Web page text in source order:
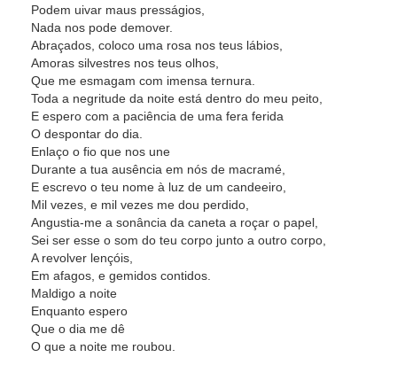
Podem uivar maus presságios,
Nada nos pode demover.
Abraçados, coloco uma rosa nos teus lábios,
Amoras silvestres nos teus olhos,
Que me esmagam com imensa ternura.
Toda a negritude da noite está dentro do meu peito,
E espero com a paciência de uma fera ferida
O despontar do dia.
Enlaço o fio que nos une
Durante a tua ausência em nós de macramé,
E escrevo o teu nome à luz de um candeeiro,
Mil vezes, e mil vezes me dou perdido,
Angustia-me a sonância da caneta a roçar o papel,
Sei ser esse o som do teu corpo junto a outro corpo,
A revolver lençóis,
Em afagos, e gemidos contidos.
Maldigo a noite
Enquanto espero
Que o dia me dê
O que a noite me roubou.